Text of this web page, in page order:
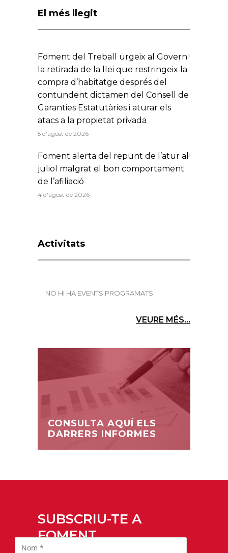
El més llegit
Foment del Treball urgeix al Govern
la retirada de la llei que restringeix la
compra d’habitatge després del
contundent dictamen del Consell de
Garanties Estatutàries i aturar els
atacs a la propietat privada
5 d'agost de 2026
Foment alerta del repunt de l’atur al
juliol malgrat el bon comportament
de l’afiliació
4 d'agost de 2026
Activitats
NO HI HA EVENTS PROGRAMATS
VEURE MÉS...
CONSULTA AQUÍ ELS
DARRERS INFORMES
SUBSCRIU-TE A
FOMENT